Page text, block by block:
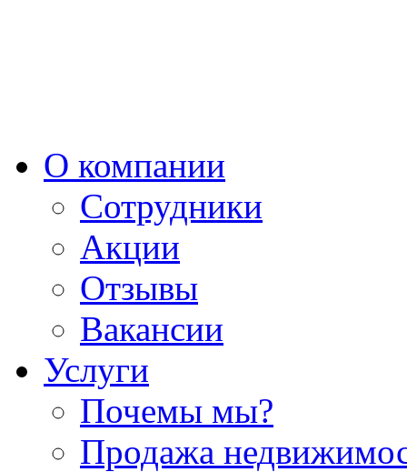
О компании
Сотрудники
Акции
Отзывы
Вакансии
Услуги
Почемы мы?
Продажа